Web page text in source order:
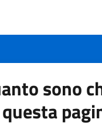
sono